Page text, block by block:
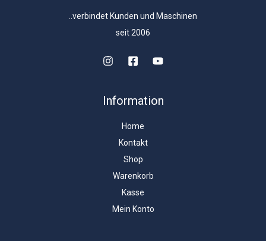
..verbindet Kunden und Maschinen
seit 2006
Information
Home
Kontakt
Shop
Warenkorb
Kasse
Mein Konto